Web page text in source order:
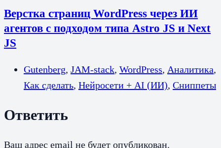
Верстка страниц WordPress через ИИ
агентов с подходом типа Astro JS и Next
JS
Gutenberg, JAM-stack, WordPress, Аналитика,
Как сделать, Нейросети + AI (ИИ), Сниппеты
Ответить
Ваш адрес email не будет опубликован.